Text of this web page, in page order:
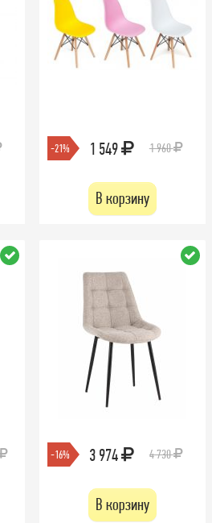
-21% 1 549 1 960
В корзину
-16% 3 974 4 730
В корзину